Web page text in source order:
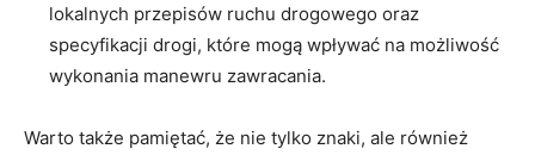
lokalnych przepisów ruchu drogowego oraz
specyfikacji drogi, które mogą wpływać na możliwość
wykonania manewru zawracania.
Warto także pamiętać, że nie tylko znaki, ale również